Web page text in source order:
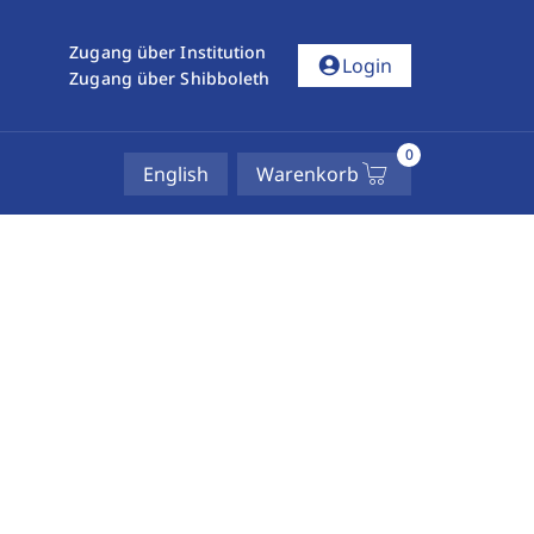
Zugang über Institution
Zugang über Shibboleth
account_circleLogin
English Warenkorb
0